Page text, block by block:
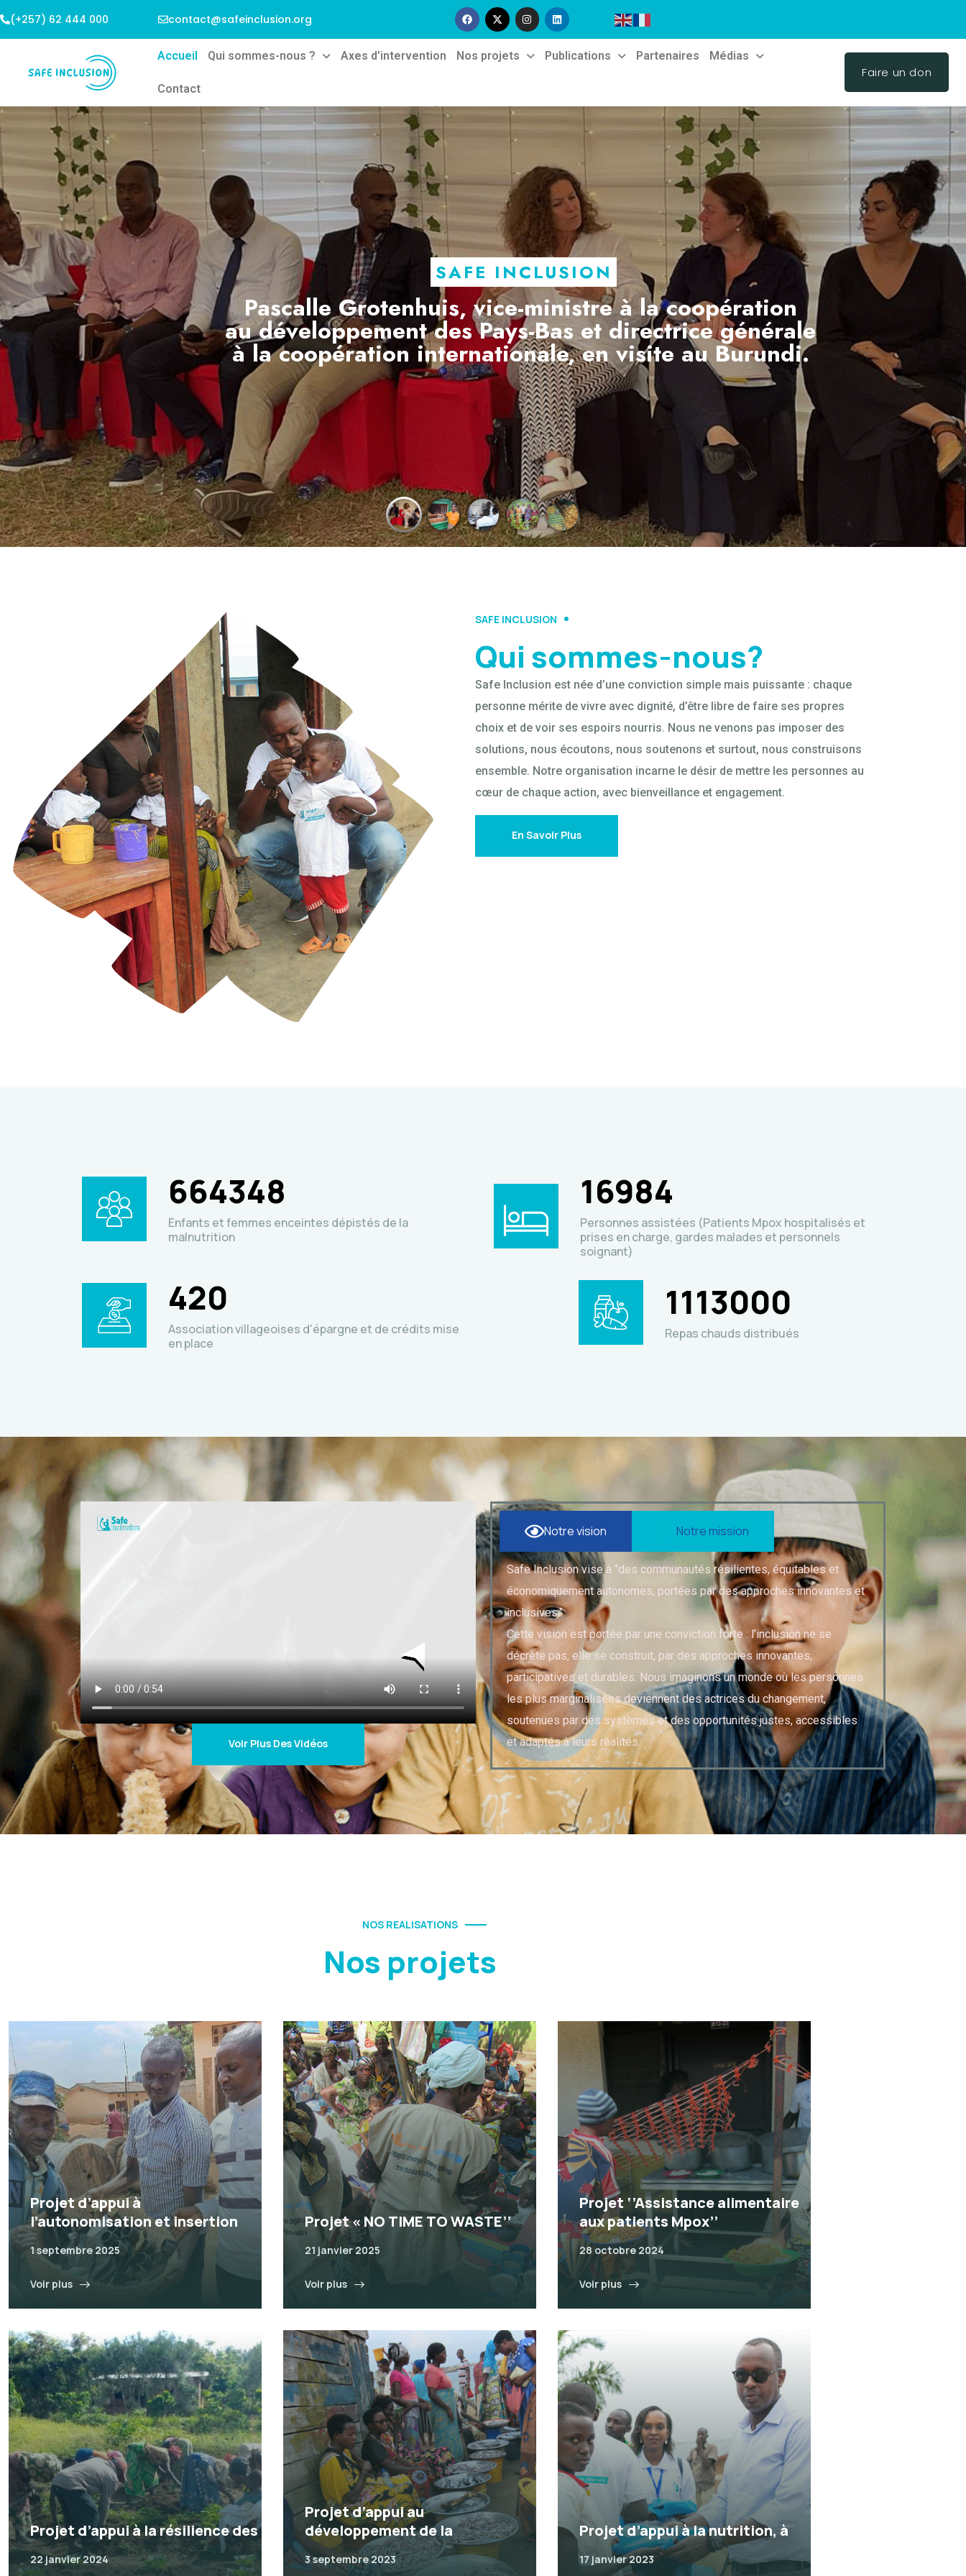
(+257) 62 444 000 contact@safeinclusion.org
Accueil Qui sommes-nous ? Axes d’intervention Nos projets Publications Partenaires Médias
Contact
Faire un don
Pascalle Grotenhuis, vice-ministre à la coopération
au développement des Pays-Bas et directrice générale
à la coopération internationale, en visite au Burundi.
SAFE INCLUSION
EN SAVOIR PLUS
SAFE INCLUSION
Qui sommes-nous?
Safe Inclusion est née d’une conviction simple mais puissante : chaque
personne mérite de vivre avec dignité, d’être libre de faire ses propres
choix et de voir ses espoirs nourris. Nous ne venons pas imposer des
solutions, nous écoutons, nous soutenons et surtout, nous construisons
ensemble. Notre organisation incarne le désir de mettre les personnes au
cœur de chaque action, avec bienveillance et engagement.
En Savoir Plus
664348
Enfants et femmes enceintes dépistés de la
malnutrition
16984
Personnes assistées (Patients Mpox hospitalisés et
prises en charge, gardes malades et personnels
soignant)
420
Association villageoises d'épargne et de crédits mise
en place
1113000
Repas chauds distribués
Voir Plus Des Vidéos
Notre vision Notre mission
Safe Inclusion vise à ‘’des communautés résilientes, équitables et
économiquement autonomes, portées par des approches innovantes et
inclusives."
Cette vision est portée par une conviction forte : l’inclusion ne se
décrète pas, elle se construit, par des approches innovantes,
participatives et durables. Nous imaginons un monde où les personnes
les plus marginalisées deviennent des actrices du changement,
soutenues par des systèmes et des opportunités justes, accessibles
et adaptés à leurs réalités.
NOS REALISATIONS
Nos projets
Projet d’appui à
l’autonomisation et insertion
1 septembre 2025
Voir plus
Projet « NO TIME TO WASTE’’
21 janvier 2025
Voir plus
Projet ‘’Assistance alimentaire
aux patients Mpox’’
28 octobre 2024
Voir plus
Projet d’appui à la résilience des
22 janvier 2024
Projet d’appui au
développement de la
3 septembre 2023
Projet d’appui à la nutrition, à
17 janvier 2023